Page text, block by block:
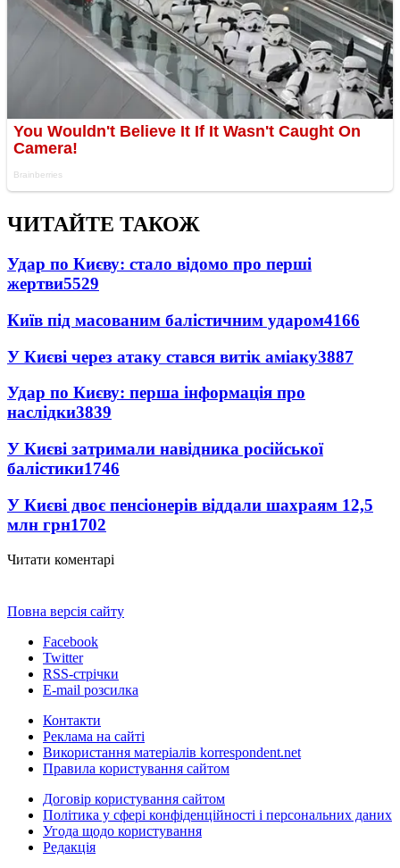
ЧИТАЙТЕ ТАКОЖ
Удар по Києву: стало відомо про перші
жертви5529
Київ під масованим балістичним ударом4166
У Києві через атаку стався витік аміаку3887
Удар по Києву: перша інформація про
наслідки3839
У Києві затримали навідника російської
балістики1746
У Києві двоє пенсіонерів віддали шахраям 12,5
млн грн1702
Читати коментарі
Повна версія сайту
Facebook
Twitter
RSS-стрічки
E-mail розсилка
Контакти
Реклама на сайті
Використання матеріалів korrespondent.net
Правила користування сайтом
Договір користування сайтом
Політика у сфері конфіденційності і персональних даних
Угода щодо користування
Редакція